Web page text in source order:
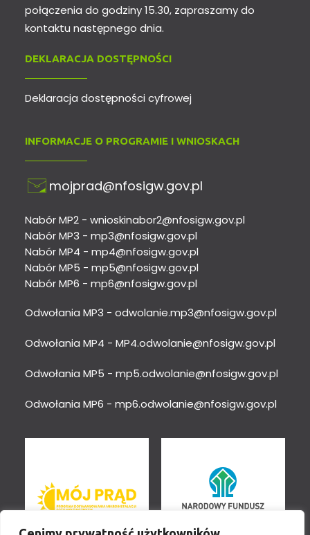
połączenia do godziny 15.30, zapraszamy do
kontaktu następnego dnia.
DEKLARACJA DOSTĘPNOŚCI
Deklaracja dostępności cyfrowej
INFORMACJE O PROGRAMIE I WNIOSKACH
mojprad@nfosigw.gov.pl
Nabór MP2 - wnioskinabor2@nfosigw.gov.pl
Nabór MP3 - mp3@nfosigw.gov.pl
Nabór MP4 - mp4@nfosigw.gov.pl
Nabór MP5 - mp5@nfosigw.gov.pl
Nabór MP6 - mp6@nfosigw.gov.pl
Odwołania MP3 - odwolanie.mp3@nfosigw.gov.pl
Odwołania MP4 - MP4.odwolanie@nfosigw.gov.pl
Odwołania MP5 - mp5.odwolanie@nfosigw.gov.pl
Odwołania MP6 - mp6.odwolanie@nfosigw.gov.pl